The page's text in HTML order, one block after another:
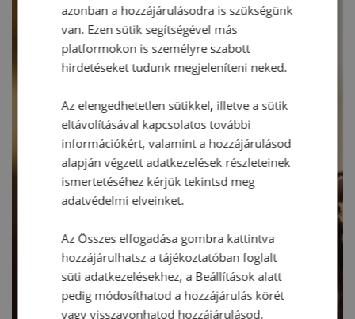
azonban a hozzájárulásodra is szükségünk
van. Ezen sütik segítségével más
platformokon is személyre szabott
hirdetéseket tudunk megjeleníteni neked.
Az elengedhetetlen sütikkel, illetve a sütik
eltávolításával kapcsolatos további
információkért, valamint a hozzájárulásod
alapján végzett adatkezelések részleteinek
ismertetéséhez kérjük tekintsd meg
adatvédelmi elveinket.
Az Összes elfogadása gombra kattintva
hozzájárulhatsz a tájékoztatóban foglalt
süti adatkezelésekhez, a Beállítások alatt
pedig módosíthatod a hozzájárulás körét
vagy visszavonhatod hozzájárulásod.